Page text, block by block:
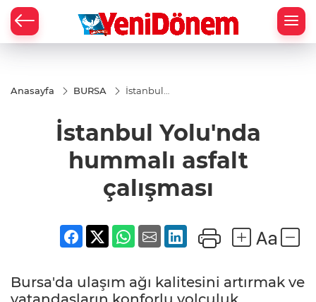
Anasayfa BURSA
İstanbul
asfalt
çalışması
İstanbul Yolu'nda
hummalı asfalt
çalışması
Bursa'da ulaşım ağı kalitesini artırmak ve